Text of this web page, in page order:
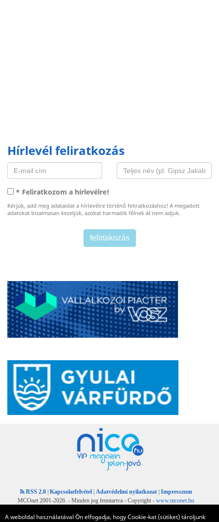
A weboldal használatával Ön elfogadja, hogy Cookie-kat (sütiket) tároljunk
Hírlevél feliratkozás
* Feliratkozom a hírlevélre!
Kérjük, add meg adataidat a hírlevélre történő feliratkozáshoz! A megadott
adatokat bizalmasan kezeljük, azokat harmadik félnek át nem adjuk.
RSS 2.0 Kapcsolatfelvétel Adatvédelmi nyilatkozat
Impresszum
MCOnet 2001-2026. - Minden jog fenntartva - Copyright - www.mconet.hu